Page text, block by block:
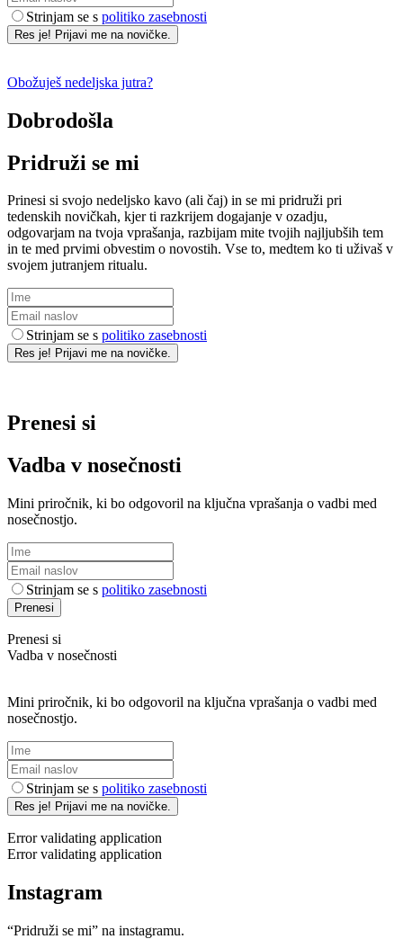
Strinjam se s politiko zasebnosti
Res je! Prijavi me na novičke.
Obožuješ nedeljska jutra?
Dobrodošla
Pridruži se mi
Prinesi si svojo nedeljsko kavo (ali čaj) in se mi pridruži pri
tedenskih novičkah, kjer ti razkrijem dogajanje v ozadju,
odgovarjam na tvoja vprašanja, razbijam mite tvojih najljubših tem
in te med prvimi obvestim o novostih. Vse to, medtem ko ti uživaš v
svojem jutranjem ritualu.
Strinjam se s politiko zasebnosti
Res je! Prijavi me na novičke.
Prenesi si
Vadba v nosečnosti
Mini priročnik, ki bo odgovoril na ključna vprašanja o vadbi med
nosečnostjo.
Strinjam se s politiko zasebnosti
Prenesi
Prenesi si
Vadba v nosečnosti
Mini priročnik, ki bo odgovoril na ključna vprašanja o vadbi med
nosečnostjo.
Strinjam se s politiko zasebnosti
Res je! Prijavi me na novičke.
Error validating application
Error validating application
Instagram
“Pridruži se mi” na instagramu.